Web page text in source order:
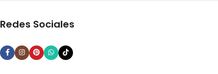
Redes Sociales